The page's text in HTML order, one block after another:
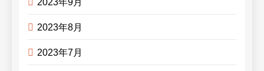
2023年8月
2023年7月